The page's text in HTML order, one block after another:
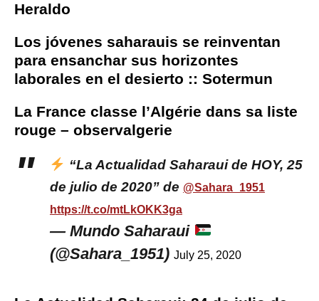
Heraldo
Los jóvenes saharauis se reinventan
para ensanchar sus horizontes
laborales en el desierto :: Sotermun
La France classe l’Algérie dans sa liste
rouge – observalgerie
“La Actualidad Saharaui de HOY, 25
de julio de 2020” de @Sahara_1951
https://t.co/mtLkOKK3ga
— Mundo Saharaui
(@Sahara_1951) July 25, 2020